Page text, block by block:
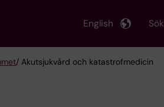
Sök
English
/ Akutsjukvård och katastrofmedicin